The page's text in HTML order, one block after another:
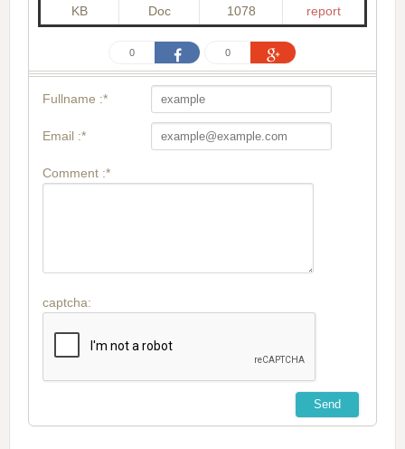
KB
Doc
1078
report
0 0
Fullname :*
Email :*
Comment :*
captcha: